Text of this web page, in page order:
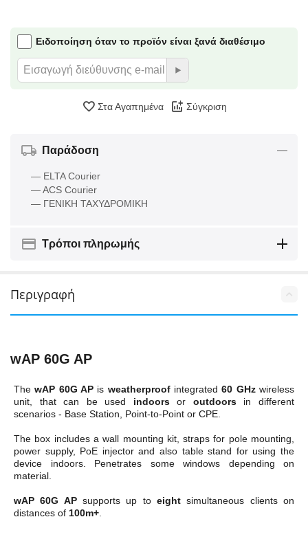
Ειδοποίηση όταν το προϊόν είναι ξανά διαθέσιμο
Στα Αγαπημένα Σύγκριση
Παράδοση
— ELTA Courier
— ACS Courier
— ΓΕΝΙΚΗ ΤΑΧΥΔΡΟΜΙΚΗ
Τρόποι πληρωμής
Περιγραφή
wAP 60G AP
ThewAP 60G AP is weatherproofintegrated60 GHzwireless
unit, that can be used indoorsor outdoorsin different
scenarios - Base Station, Point-to-Point or CPE.
The box includes a wall mounting kit, straps for pole mounting,
power supply, PoE injector and also table stand for using the
device indoors. Penetrates some windows depending on
material.
wAP 60G APsupports up toeight simultaneous clients on
distances of 100m+